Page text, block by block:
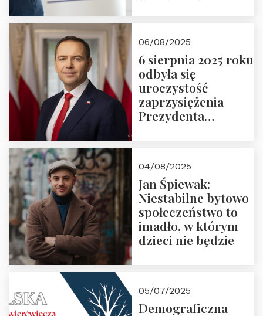
06/08/2025
6 sierpnia 2025 roku
odbyła się
uroczystość
zaprzysiężenia
Prezydenta
Nawrockiego
04/08/2025
Jan Śpiewak:
Niestabilne bytowo
społeczeństwo to
imadło, w którym
dzieci nie będzie
05/07/2025
Demograficzna